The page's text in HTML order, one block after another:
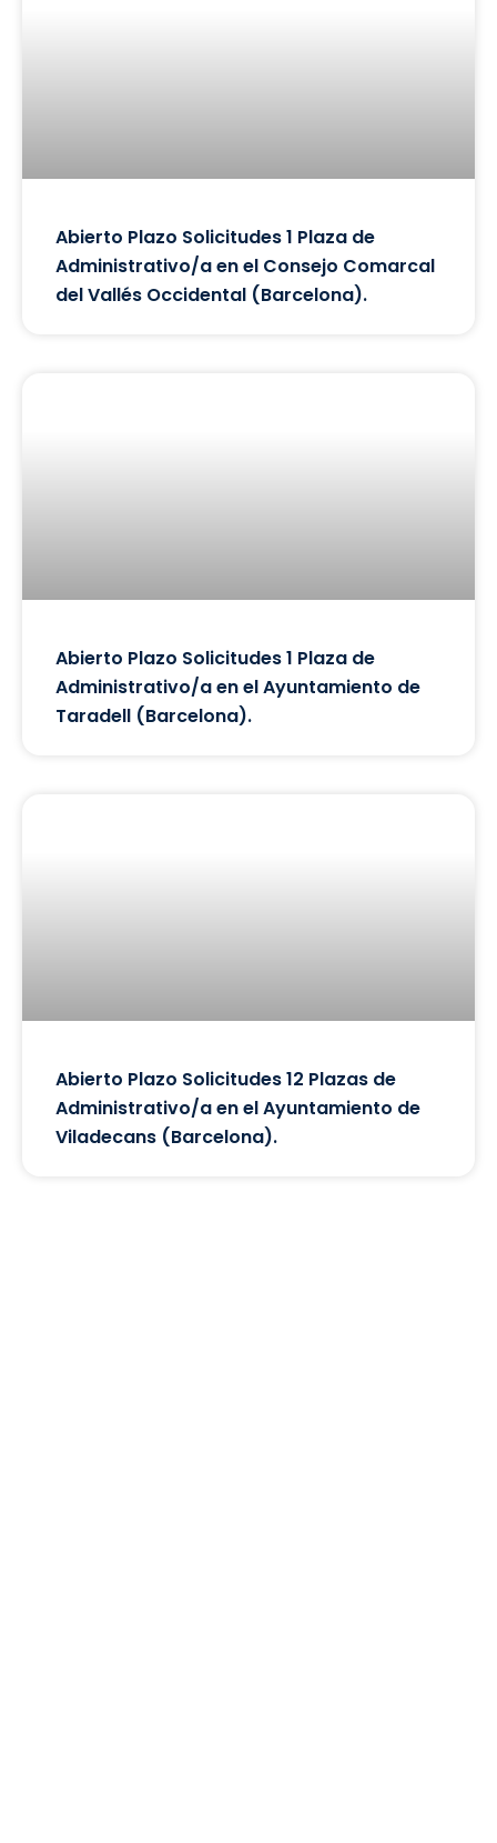
Abierto Plazo Solicitudes 1 Plaza de
Administrativo/a en el Consejo Comarcal
del Vallés Occidental (Barcelona).
Abierto Plazo Solicitudes 1 Plaza de
Administrativo/a en el Ayuntamiento de
Taradell (Barcelona).
Abierto Plazo Solicitudes 12 Plazas de
Administrativo/a en el Ayuntamiento de
Viladecans (Barcelona).